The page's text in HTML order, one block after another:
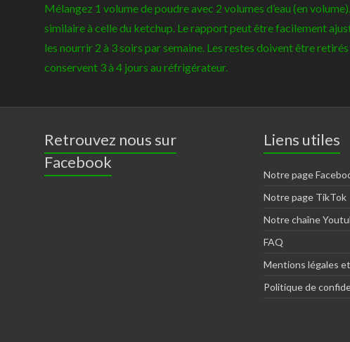
Mélangez 1 volume de poudre avec 2 volumes d’eau (en
similaire à celle du ketchup. Le rapport peut être facilement
les nourrir 2 à 3 soirs par semaine. Les restes doivent être
conservent 3 à 4 jours au réfrigérateur.
Retrouvez nous sur
Facebook
Liens utiles
Notre page
Notre page TikTok
Notre chaîne
FAQ
Mentions légales
Politique de